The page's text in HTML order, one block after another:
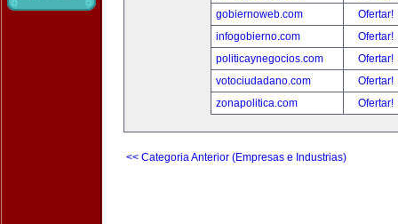
gobiernoweb.com
Ofertar!
infogobierno.com
Ofertar!
politicaynegocios.com
Ofertar!
votociudadano.com
Ofertar!
zonapolitica.com
Ofertar!
<< Categoria Anterior (Empresas e Industrias)